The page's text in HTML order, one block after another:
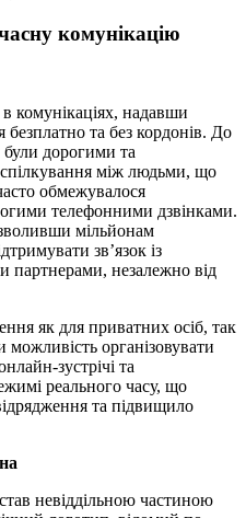
комунікацію
комунікаціях, надавши
та без кордонів. До
дорогими та
між людьми, що
обмежувалося
телефонними дзвінками.
мільйонам
зв’язок із
партнерами, незалежно від
як для приватних осіб, так
можливість організовувати
зустрічі та
реального часу, що
та підвищило
невіддільною частиною